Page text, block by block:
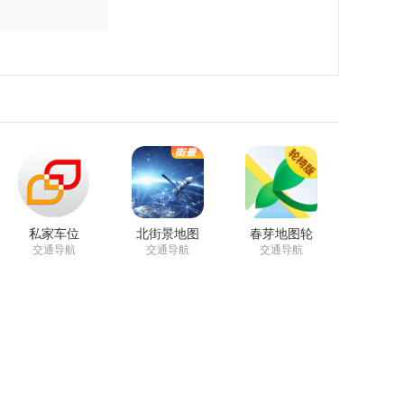
让您以最快速度选到车站!
出口地标及街道离线地图!
私家车位
交通导航
北街景地图
交通导航
春芽地图轮
椅版
交通导航